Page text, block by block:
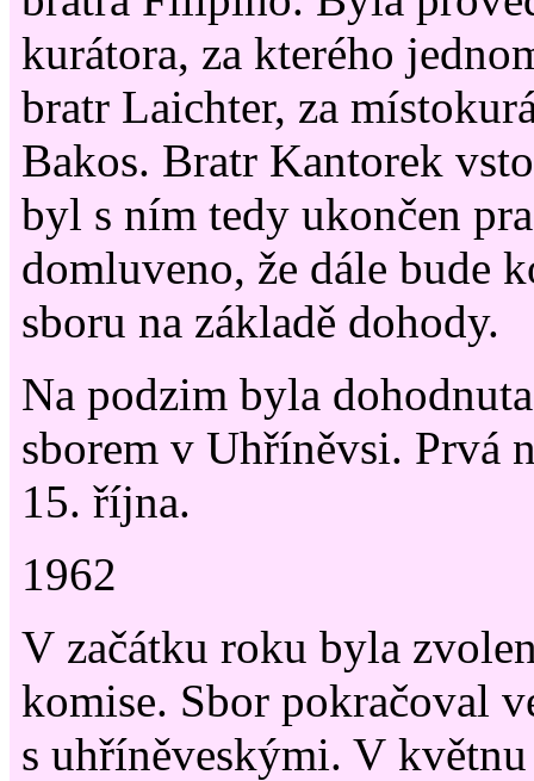
kurátora, za kterého
bratr Laichter, za
Bakos. Bratr Kantorek
byl s ním tedy ukončen
domluveno, že dále bude
sboru na základě dohody.
Na podzim byla
sborem v Uhříněvsi. Prvá
15. října.
1962
V začátku roku byla
komise. Sbor pokračoval
s uhříněveskými. V